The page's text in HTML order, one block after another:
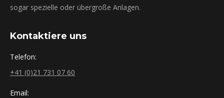
sogar spezielle oder übergroße Anlagen.
Kontaktiere uns
Telefon:
+41 (0)21 731 07 60
Email: